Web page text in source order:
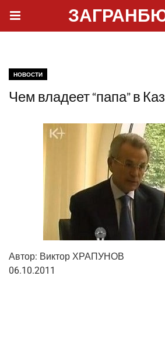
НОВОСТИ
Чем владеет “папа” в
Автор: Вик­тор ХРАПУНОВ
06.10.2011